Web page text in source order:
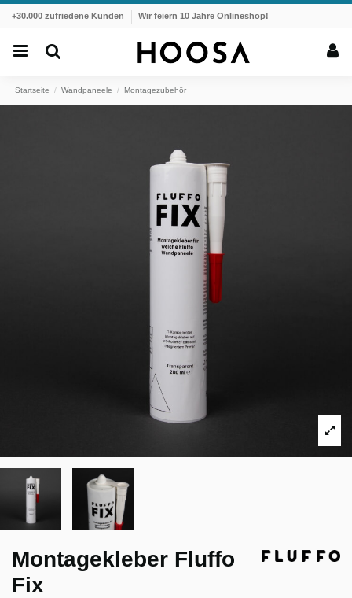
+30.000 zufriedene Kunden Wir feiern 10 Jahre Onlineshop!
Startseite Wandpaneele Montagezubehör
Montagekleber Fluffo
Fix